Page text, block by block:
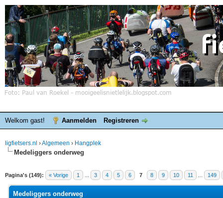
Welkom gast! Aanmelden Registreren
ligfietsers.nl ›Algemeen › Hangplek
Medeliggers onderweg
Pagina's (149): « Vorige 1 3 4 5 6 7 8 9 10 11 149
waardering is 3.86
Medeliggers onderweg